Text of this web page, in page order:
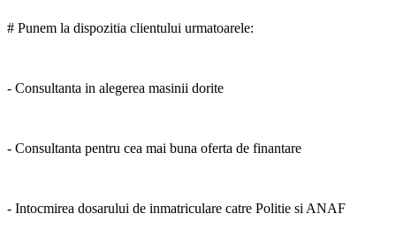
# Punem la dispozitia clientului urmatoarele:
- Consultanta in alegerea masinii dorite
- Consultanta pentru cea mai buna oferta de finantare
- Intocmirea dosarului de inmatriculare catre Politie si ANAF